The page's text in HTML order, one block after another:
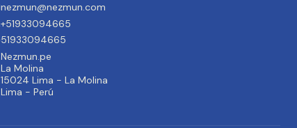
nezmun@nezmun.com
+51933094665
51933094665
Nezmun.pe
La Molina
15024 Lima - La Molina
Lima - Perú